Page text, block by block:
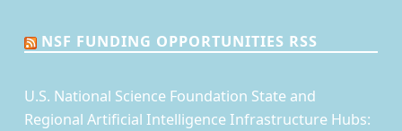
NSF FUNDING OPPORTUNITIES RSS
U.S. National Science Foundation State and
Regional Artificial Intelligence Infrastructure Hubs: